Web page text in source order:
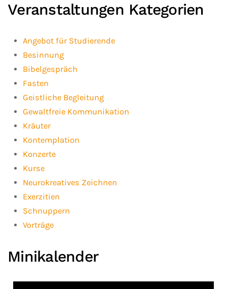
Veranstaltungen Kategorien
Angebot für Studierende
Besinnung
Bibelgespräch
Fasten
Geistliche Begleitung
Gewaltfreie Kommunikation
Kräuter
Kontemplation
Konzerte
Kurse
Neurokreatives Zeichnen
Exerzitien
Schnuppern
Vorträge
Minikalender